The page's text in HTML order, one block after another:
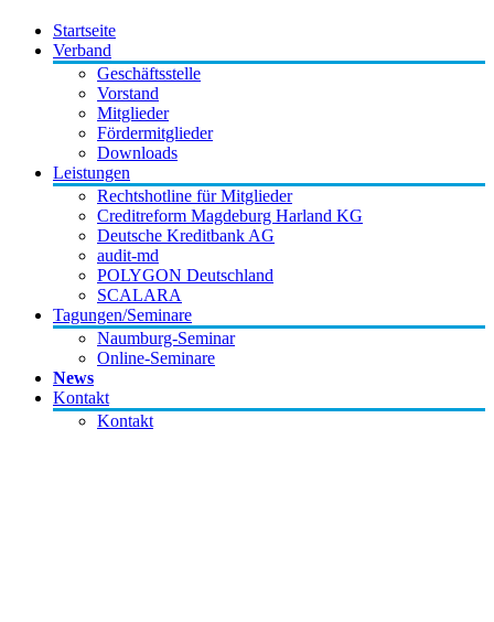
Startseite
Verband
Geschäftsstelle
Vorstand
Mitglieder
Fördermitglieder
Downloads
Leistungen
Rechtshotline für Mitglieder
Creditreform Magdeburg Harland KG
Deutsche Kreditbank AG
audit-md
POLYGON Deutschland
SCALARA
Tagungen/Seminare
Naumburg-Seminar
Online-Seminare
News
Kontakt
Kontakt